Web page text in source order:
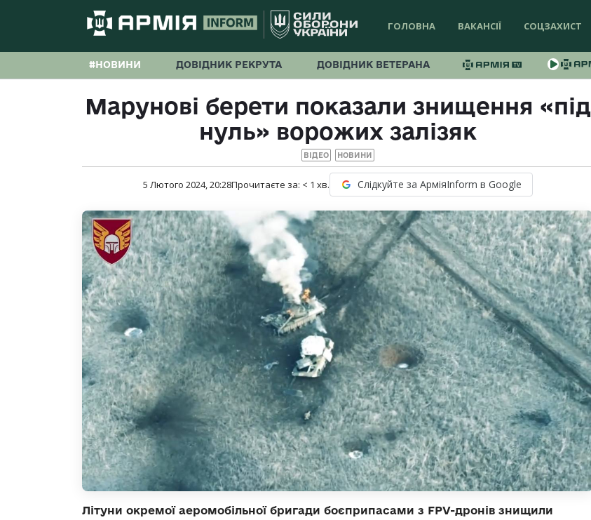
ГОЛОВНА ВАКАНСІЇ СОЦЗАХИСТ
#НОВИНИ ДОВІДНИК РЕКРУТА ДОВІДНИК ВЕТЕРАНА
Марунові берети показали знищення «під
нуль» ворожих залізяк
ВІДЕО НОВИНИ
5 Лютого 2024, 20:28Прочитаєте за: < 1 хв. Слідкуйте за АрміяInform в Google
Літуни окремої аеромобільної бригади боєприпасами з FPV-дронів знищили